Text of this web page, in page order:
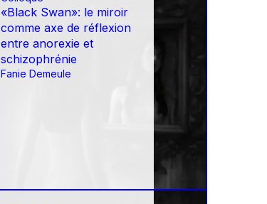
«Black Swan»: le miroir
comme axe de réflexion
entre anorexie et
schizophrénie
Fanie Demeule